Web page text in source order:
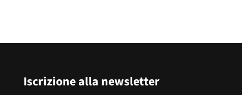
Iscrizione alla newsletter